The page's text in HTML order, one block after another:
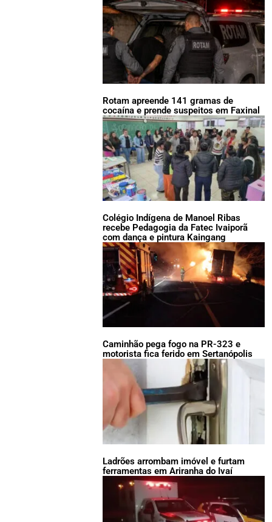
Rotam apreende 141 gramas de
cocaína e prende suspeitos em Faxinal
Colégio Indígena de Manoel Ribas
recebe Pedagogia da Fatec Ivaiporã
com dança e pintura Kaingang
Caminhão pega fogo na PR-323 e
motorista fica ferido em Sertanópolis
Ladrões arrombam imóvel e furtam
ferramentas em Ariranha do Ivaí